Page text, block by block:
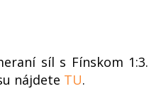
síl s Fínskom 1:3.
nájdete TU.